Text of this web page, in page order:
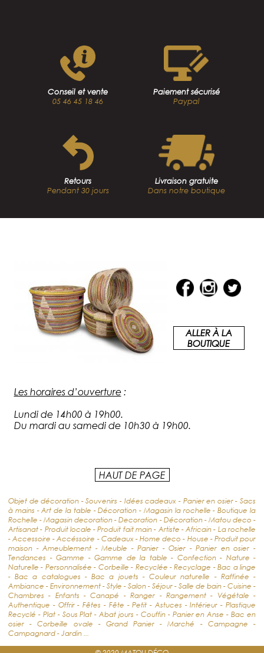
Conseil et vente
05 46 45 18 46
Paiement sécurisé
Paypal
Retours
Pendant 30 jours
Livraison gratuite
Dans notre boutique
ALLER À LA
BOUTIQUE
Les horaires d’ouverture:
Lundi de 14h00 à 19h00.
Du mardi au samedi de 10h30 à 19h00.
HAUT DE PAGE
Objet de décoration - Souvenirs - Idées cadeaux - Panier en osier - Sacs
à mains - Art de la table - Décoration - Magasin la rochelle - Boutique la
Rochelle - Magasin decoration - Decoration - Décoration - Matou deco -
Artisanat - Produit locale - Produit fait main - Artiste - Africain - La rochelle
- Accessoire - Accéssoire - Cadeaux - Home deco - House - Produit pour
maison - Ameublement - Meuble - Panier - Osier - Panier en osier -
Tendances - Gamme - Gamme de la table - Confection - Nature -
Naturelle - Personnalisée - Corbeille - Recyclée - Recyclage - Bac a linge
- Bac a catalogues - Bac a jouets - Couleur naturelle - Raffinée -
Ambiance - Environnement - Style - Salon - Séjour - Salle de bain - Cuisine -
Chambres - Enfants - Canapé - Ranger - Rangement - Végétale -
Authentique - Offrir - Fêtes - Fête - Petit - Astuces - Intérieur - Plastique
Recyclé - Plat - Sous Plat - Abat jours - Couffin - Panier en Anse - Bac en
osier - Corbeille ovale - Grand Panier - Marché - Campagne -
Campagnard - Jardin ...